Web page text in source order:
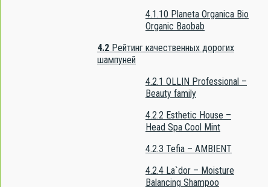
4.1.10
Organic Baobab
4.2 Рейтинг качественных дорогих
шампуней
4.2.1
Beauty family
4.2.2
Head Spa Cool Mint
4.2.3 Tefia – AMBIENT
4.2.4
Balancing Shampoo